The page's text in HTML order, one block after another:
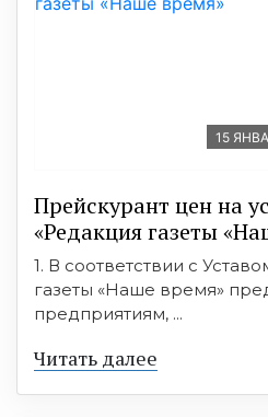
15
Прейскурант цен на
«Редакция газеты
1. В соответствии с
газеты «Наше время»
предприятиям, ...
Читать далее